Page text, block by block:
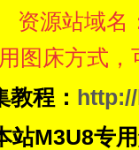
资源站域名
图床方式，
程：
站M3U8专